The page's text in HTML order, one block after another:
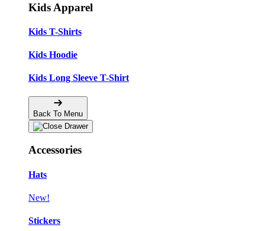
Kids Apparel
Kids T-Shirts
Kids Hoodie
Kids Long Sleeve T-Shirt
Back To Menu
Accessories
Hats
New!
Stickers